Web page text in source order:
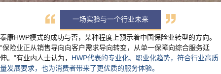
一场实验与一个行业未来
泰康HWP模式的成功与否，某种程度上预示着中国保险业转型的方向。
“保险业正从销售导向向客户需求导向转变，从单一保障向综合服务延
伸。”有业内人士认为， HWP代表的专业化、职业化趋势，符合行业高质
量发展要求，也为消费者带来了更优质的服务体验。